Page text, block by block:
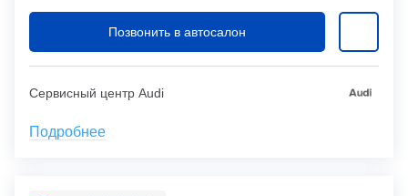
Позвонить в автосалон
Сервисный центр Audi
Подробнее